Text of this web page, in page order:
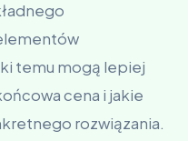
temu mogą lepiej
cena i jakie
rozwiązania.